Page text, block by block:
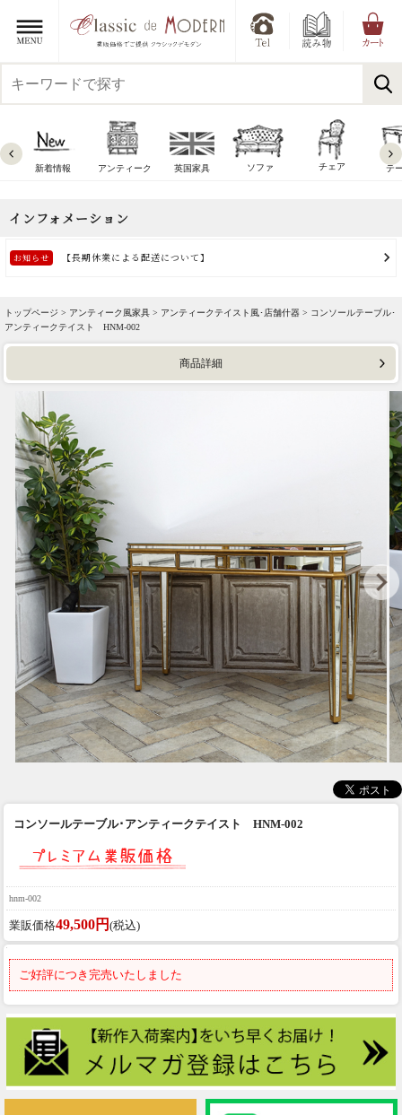
新着情報 アンティーク 英国家具 ソファ チェア テ
トップページ > アンティーク風家具 > アンティークテイスト風･店舗什器 > コンソールテーブル･
アンティークテイスト HNM-002
商品詳細
コンソールテーブル･アンティークテイスト HNM-002
hnm-002
業販価格49,500円 (税込)
ご好評につき完売いたしました